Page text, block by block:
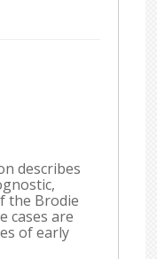
describes
the Brodie
cases are
of early